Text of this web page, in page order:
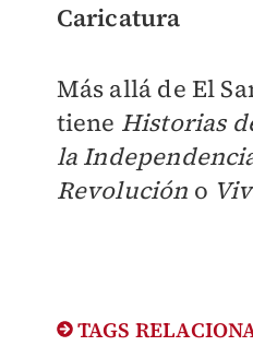
Caricatura
Más allá de El
tiene Historias
la
Revolución o
TAGS